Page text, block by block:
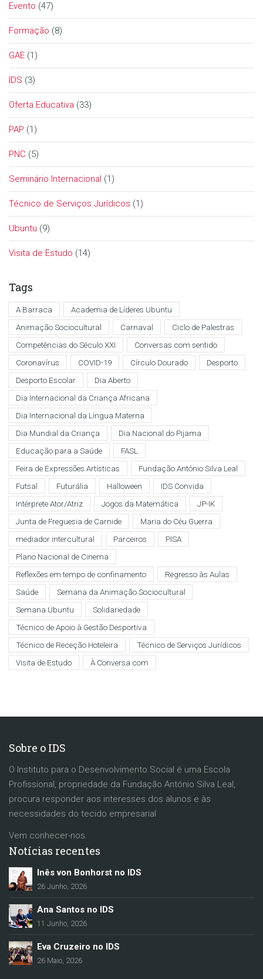
Evento (47)
Formação (8)
GAE (1)
IDS (3)
Oferta Educativa (33)
PAP (1)
PNC (5)
Seminário Internacional (1)
Técnico de Serviços Jurídicos (1)
Ubuntu (9)
Visita de Estudo (14)
Tags
A Barraca
Academia de Líderes Ubuntu
Animação Sociocultural
Carnaval
Ciclo de Palestras
Competências do Século XXI
Conversas com sentido
Coronavírus
COVID-19 Círculo Dourado
Desporto
Desporto Escolar
Dia Aberto
Dia Internacional da Criança Africana
Dia Internacional da Língua Materna
Dia Mundial da Criança
Dia Nacional do Pijama
Educação para a Saúde
FASL
Feira de Expressões Artísticas
Fundação António Silva Leal
Futsal
Futurália Halloween
IDS Convida
Intérprete Ator/Atriz
Jogos da Matemática
JP-IK
Junta de Freguesia de Carnide
Maria do Céu Guerra
mediador intercultural
Parceiros
PISA
Plano Nacional de Cinema
Reflexões em tempo de confinamento
Regresso às Aulas
Saúde
Semana da Animação Sociocultural
Semana Ubuntu
Solidariedade
Técnico de Apoio à Gestão Desportiva
Técnico de Receção Hoteleira
Técnico de Serviços Jurídicos
Visita de Estudo
À Conversa com
Sobre o IDS
O Instituto para o Desenvolvimento Social é uma Escola
Profissional, propriedade da Fundação António Silva Leal,
procura responder aos interesses dos alunos e às
necessidades do tecido empresarial
Vem conhecer-nos.
Notícias recentes
Inês von Bonhorst no IDS
26 Junho, 2026
Ana Santos no IDS
11 Junho, 2026
Eva Cruzeiro no IDS
26 Maio, 2026